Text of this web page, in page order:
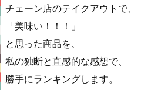
チェーン店のテイクアウトで、
「美味い！！！」
と思った商品を、
私の独断と直感的な感想で、
勝手にランキングします。